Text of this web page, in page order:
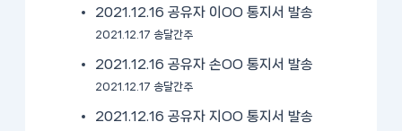
2021.12.16 공유자 이OO 통지서 발송
2021.12.17 송달간주
2021.12.16 공유자 손OO 통지서 발송
2021.12.17 송달간주
2021.12.16 공유자 지OO 통지서 발송